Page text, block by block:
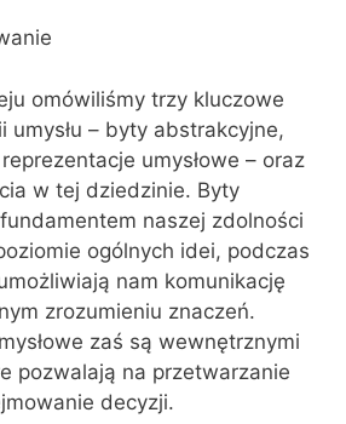
omówiliśmy trzy kluczowe
umysłu – byty abstrakcyjne,
umysłowe – oraz
w tej dziedzinie. Byty
naszej zdolności
ogólnych idei, podczas
nam komunikację
zrozumieniu znaczeń.
zaś są wewnętrznymi
pozwalają na przetwarzanie
decyzji.